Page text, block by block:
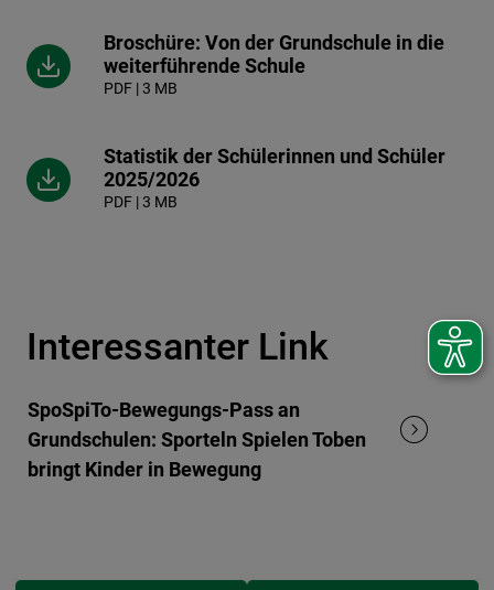
Broschüre: Von der Grundschule in die
weiterführende Schule
PDF | 3 MB
Statistik der Schülerinnen und Schüler
2025/2026
PDF | 3 MB
Interessanter Link
SpoSpiTo-Bewegungs-Pass an
Grundschulen: Sporteln Spielen Toben
bringt Kinder in Bewegung